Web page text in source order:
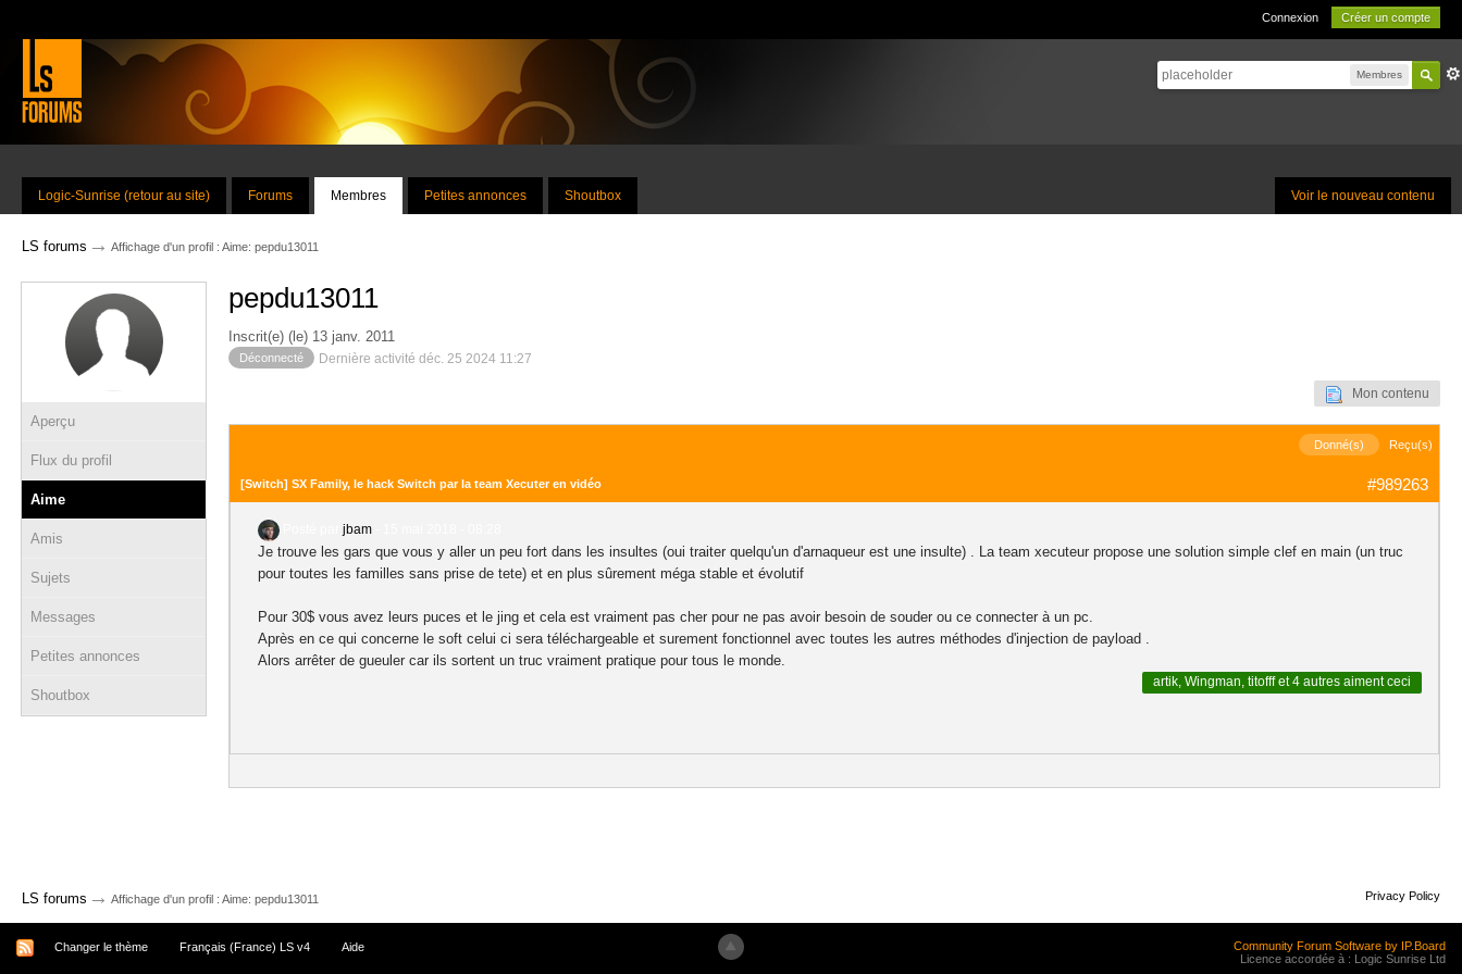
Connexion Créer un compte
Membres
Voir le nouveau contenu
Logic-Sunrise (retour au site) Forums Membres Petites annonces Shoutbox
LS forums → Affichage d'un profil : Aime: pepdu13011
Aperçu
Flux du profil
Aime
Amis
Sujets
Messages
Petites annonces
Shoutbox
pepdu13011
Inscrit(e) (le) 13 janv. 2011
Déconnecté Dernière activité déc. 25 2024 11:27
Mon contenu
Donné(s) Reçu(s)
#989263
[Switch] SX Family, le hack Switch par la team Xecuter en vidéo
jbam
Je trouve les gars que vous y aller un peu fort dans les insultes (oui traiter quelqu'un d'arnaqueur est une insulte) . La team xecuteur propose une solution simple clef en main (un truc
pour toutes les familles sans prise de tete) et en plus sûrement méga stable et évolutif
Pour 30$ vous avez leurs puces et le jing et cela est vraiment pas cher pour ne pas avoir besoin de souder ou ce connecter à un pc.
Après en ce qui concerne le soft celui ci sera téléchargeable et surement fonctionnel avec toutes les autres méthodes d'injection de payload .
Alors arrêter de gueuler car ils sortent un truc vraiment pratique pour tous le monde.
artik, Wingman, titofffet4 autres aiment ceci
LS forums → Affichage d'un profil : Aime: pepdu13011 Privacy Policy
Changer le thème Français (France) LS v4 Aide
Community Forum Software by IP.Board
Licence accordée à : Logic Sunrise Ltd